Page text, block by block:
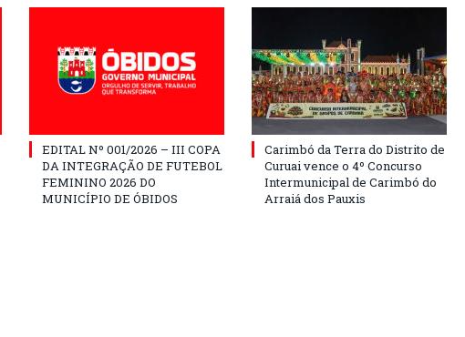
EDITAL Nº 001/2026 – III COPA
DA INTEGRAÇÃO DE FUTEBOL
FEMININO 2026 DO
MUNICÍPIO DE ÓBIDOS
Carimbó da Terra do Distrito de
Curuai vence o 4º Concurso
Intermunicipal de Carimbó do
Arraiá dos Pauxis